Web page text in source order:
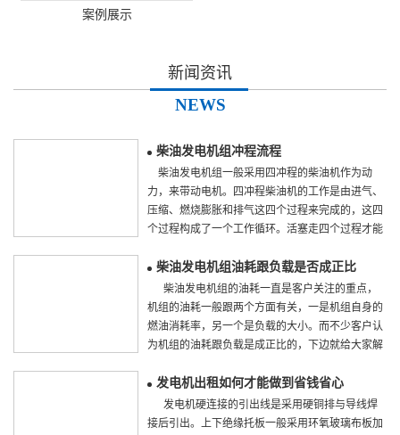
案例展示
新闻资讯
NEWS
柴油发电机组冲程流程
柴油发电机组一般采用四冲程的柴油机作为动
力，来带动电机。四冲程柴油机的工作是由进气、
压缩、燃烧膨胀和排气这四个过程来完成的，这四
个过程构成了一个工作循环。活塞走四个过程才能
程(进气)，它的任务是使气缸内充满新...【详情】
柴油发电机组油耗跟负载是否成正比
柴油发电机组的油耗一直是客户关注的重点，
机组的油耗一般跟两个方面有关，一是机组自身的
燃油消耗率，另一个是负载的大小。而不少客户认
为机组的油耗跟负载是成正比的，下边就给大家解
同品牌相同型号的柴油发电机组，负载...【详情】
发电机出租如何才能做到省钱省心
发电机硬连接的引出线是采用硬铜排与导线焊
接后引出。上下绝缘托板一般采用环氧玻璃布板加